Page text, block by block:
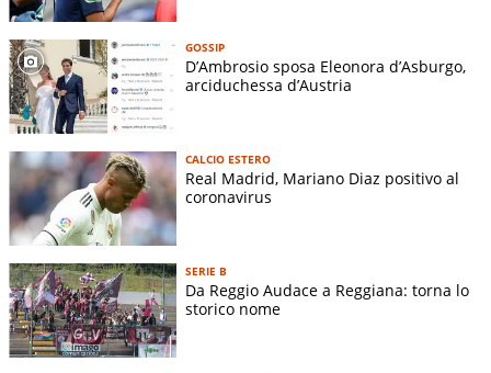
GOSSIP
D’Ambrosio sposa Eleonora d’Asburgo,
arciduchessa d’Austria
CALCIO ESTERO
Real Madrid, Mariano Diaz positivo al
coronavirus
SERIE B
Da Reggio Audace a Reggiana: torna lo
storico nome